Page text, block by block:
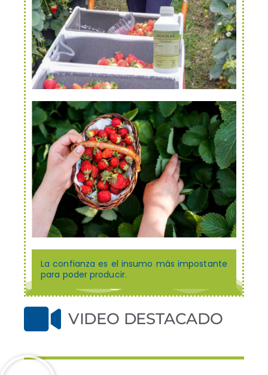
La confianza es el insumo más impostante
para poder producir.
VIDEO DESTACADO